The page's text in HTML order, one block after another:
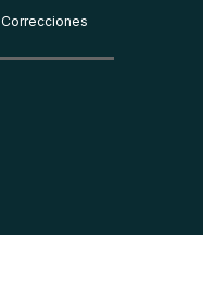
Correcciones